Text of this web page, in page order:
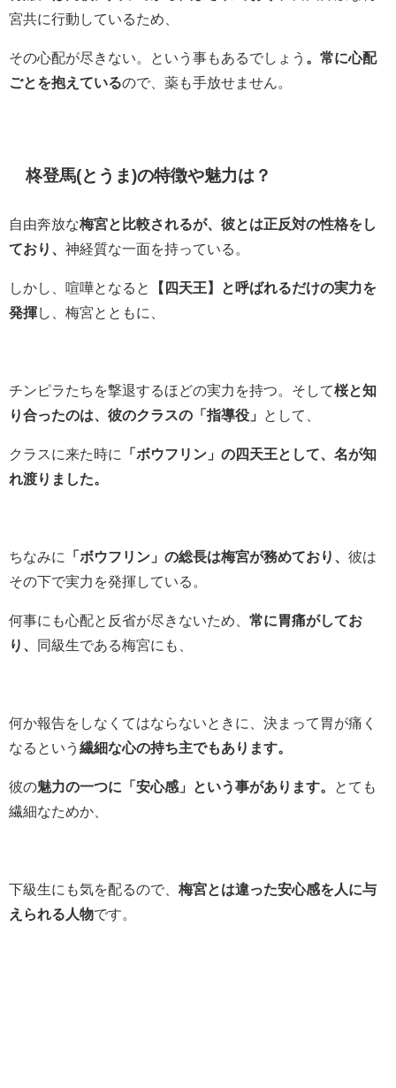
宮共に行動しているため、
その心配が尽きない。という事もあるでしょう 。常に心配
ごとを抱えているので、薬も手放せません。
柊登馬(とうま)の特徴や魅力は？
自由奔放な梅宮と比較されるが、彼とは正反対の性格をし
ており、 神経質な一面を持っている。
しかし、喧嘩となると
【四天王】と呼ばれるだけの実力を
発揮し、梅宮とともに、
チンピラたちを撃退するほどの実力を持つ。そして桜と知
り合ったのは、彼のクラスの「指導役」
として、
クラスに来た時に
「ボウフリン」の四天王として、名が知
れ渡りました。
ちなみに 「ボウフリン」の総長は梅宮が務めており、 彼は
その下で実力を発揮している。
何事にも心配と反省が尽きないため、 常に胃痛がしてお
り、
同級生である梅宮にも、
何か報告をしなくてはならないときに、決まって胃が痛く
なるという 繊細な心の持ち主でもあります。
彼の魅力の一つに「安心感」という事があります。
とても
繊細なためか、
下級生にも気を配るので、 梅宮とは違った安心感を人に与
えられる人物です。